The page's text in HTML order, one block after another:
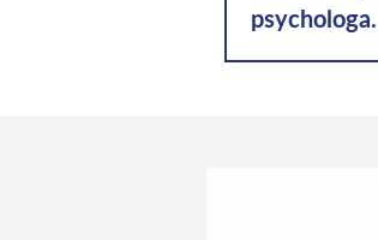
psychologa.